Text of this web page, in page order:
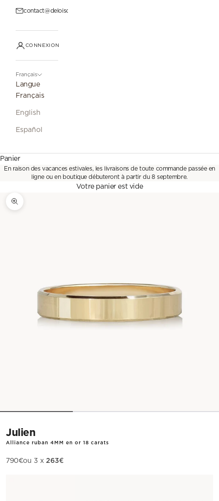
contact@deloisonparis.com
CONNEXION
Français
Langue
Français
English
Español
Panier
En raison des vacances estivales, les livraisons de toute commande passée en
ligne ou en boutique débuteront à partir du 8 septembre.
Votre panier est vide
Zoomer sur l'image
Julien
Alliance ruban 4MM en or 18 carats
Prix de vente
790€ou 3 x263€